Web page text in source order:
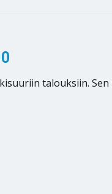
talouksiin.